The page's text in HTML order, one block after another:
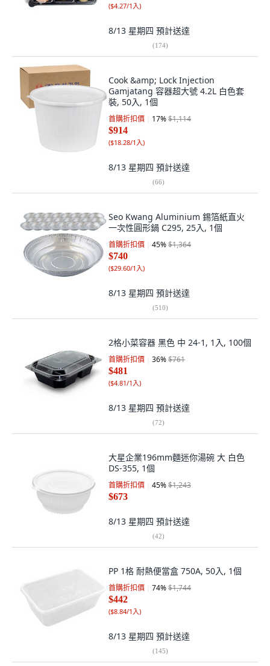
($4.27/1入)
8/13 星期四 預計送達
(174)
Cook &amp; Lock Injection
Gamjatang 容器超大號 4.2L 白色套
裝, 50入, 1個
首購折扣價 17%$1,114
$914
($18.28/1入)
8/13 星期四 預計送達
(66)
Seo Kwang Aluminium 錫箔紙直火
一次性圓形鍋 C295, 25入, 1個
首購折扣價 45%$1,364
$740
($29.60/1入)
8/13 星期四 預計送達
(510)
2格小菜容器 黑色 中 24-1, 1入, 100個
首購折扣價 36%$761
$481
($4.81/1入)
8/13 星期四 預計送達
(72)
大星企業196mm麵迷你湯碗 大 白色
DS-355, 1個
首購折扣價 45%$1,243
$673
8/13 星期四 預計送達
(42)
PP 1格 耐熱便當盒 750A, 50入, 1個
首購折扣價 74%$1,744
$442
($8.84/1入)
8/13 星期四 預計送達
(145)